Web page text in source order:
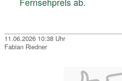
11.06.2026 10:38 Uhr
Fabian Riedner